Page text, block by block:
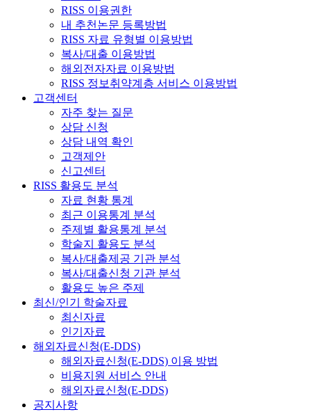
RISS 이용권한
내 추천논문 등록방법
RISS 자료 유형별 이용방법
복사/대출 이용방법
해외전자자료 이용방법
RISS 정보취약계층 서비스 이용방법
고객센터
자주 찾는 질문
상담 신청
상담 내역 확인
고객제안
신고센터
RISS 활용도 분석
자료 현황 통계
최근 이용통계 분석
주제별 활용통계 분석
학술지 활용도 분석
복사/대출제공 기관 분석
복사/대출신청 기관 분석
활용도 높은 주제
최신/인기 학술자료
최신자료
인기자료
해외자료신청(E-DDS)
해외자료신청(E-DDS) 이용 방법
비용지원 서비스 안내
해외자료신청(E-DDS)
공지사항